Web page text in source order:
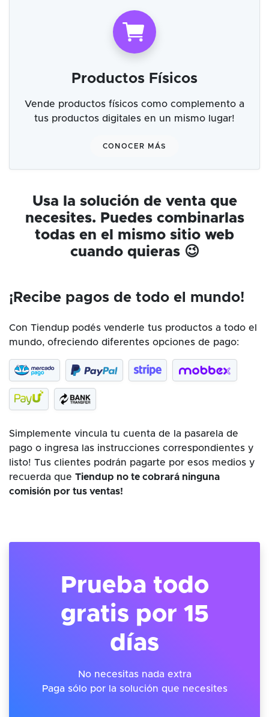
Productos Físicos
Vende productos físicos como complemento a
tus productos digitales en un mismo lugar!
CONOCER MÁS
Usa la solución de venta que
necesites. Puedes combinarlas
todas en el mismo sitio web
cuando quieras 😉
¡Recibe pagos de todo el mundo!
Con Tiendup podés venderle tus productos a todo el
mundo, ofreciendo diferentes opciones de pago:
Simplemente vincula tu cuenta de la pasarela de
pago o ingresa las instrucciones correspondientes y
listo! Tus clientes podrán pagarte por esos medios y
recuerda que Tiendup no te cobrará ninguna
comisión por tus ventas!
Prueba todo
gratis por 15
días
No necesitas nada extra
Paga sólo por la solución que necesites